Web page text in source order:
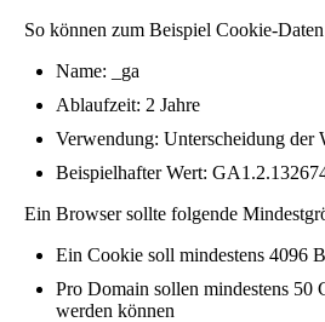
So können zum Beispiel Cookie-Daten
Name: _ga
Ablaufzeit: 2 Jahre
Verwendung: Unterscheidung der
Beispielhafter Wert:
Ein Browser sollte folgende
Ein Cookie soll mindestens 4096
Pro Domain sollen mindestens 50
werden können